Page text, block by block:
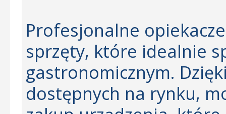
Profesjonalne
sprzęty, które idealnie
gastronomicznym.
dostępnych na rynku,